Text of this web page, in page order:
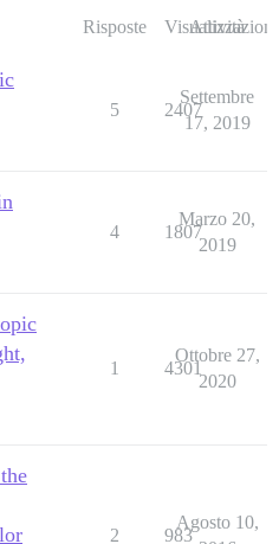
Risposte Visualizzazioni
Attività
5 2407
Settembre
17, 2019
4 1807
Marzo 20,
2019
1 4301
Ottobre 27,
2020
2 983
Agosto 10,